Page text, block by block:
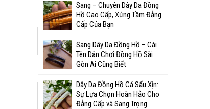
Sang – Chuyên Dây Da Đồng
Hồ Cao Cấp, Xứng Tầm Đẳng
Cấp Của Bạn
Sang Dây Da Đồng Hồ – Cái
Tên Dân Chơi Đồng Hồ Sài
Gòn Ai Cũng Biết
Dây Da Đồng Hồ Cá Sấu Xịn:
Sự Lựa Chọn Hoàn Hảo Cho
Đẳng Cấp và Sang Trọng